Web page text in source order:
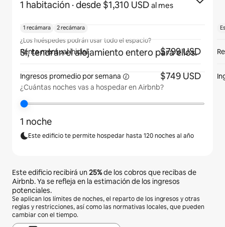
1 habitación · desde $1,310 USD al mes
¿Los huéspedes podrán usar todo el espacio?
Sí, tendrán el alojamiento entero para ellos.
¿Cuántas noches vas a hospedar en Airbnb?
1 noche
Este edificio te permite hospedar hasta 120 noches al año
Este edificio recibirá un25%de los cobros que recibas de
Airbnb. Ya se refleja en la estimación de los ingresos
potenciales.
Se aplican los límites de noches, el reparto de los ingresos y otras
reglas y restricciones, así como las normativas locales, que pueden
cambiar con el tiempo.
1 recámara 2 recámara
Renta mensual inicial $799 USD
Ingresos promedio porsemana $749 USD